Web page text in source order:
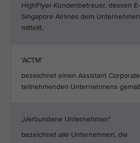
HighFlyer-Kundenbetreuer, dessen
Singapore Airlines dem
mitteilt.
‘ACTM’
bezeichnet einen Assistant
teilnehmenden Unternehmens gemäß
„Verbundene Unternehmen“
bezeichnet alle Unternehmen, die